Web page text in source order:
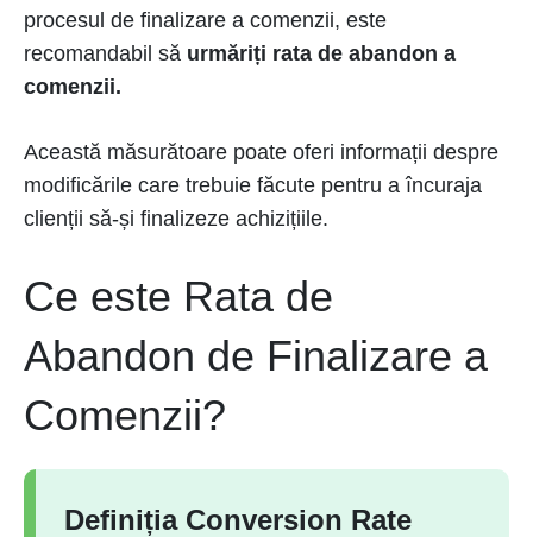
procesul de finalizare a comenzii, este
recomandabil să urmăriți rata de abandon a
comenzii.
Această măsurătoare poate oferi informații despre
modificările care trebuie făcute pentru a încuraja
clienții să-și finalizeze achizițiile.
Ce este Rata de
Abandon de Finalizare a
Comenzii?
Definiția Conversion Rate